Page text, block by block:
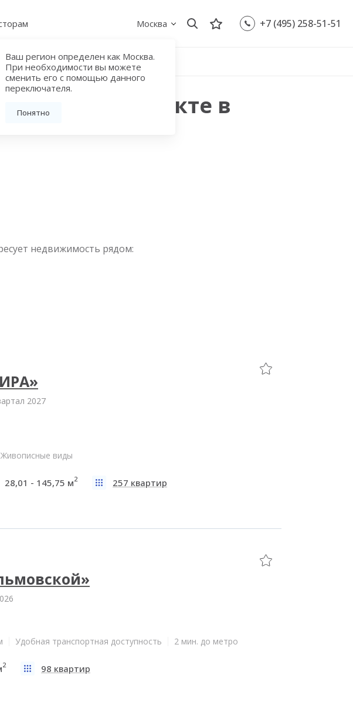
Москва
Ваш регион определен как Москва.
При необходимости вы можете
сменить его с помощью данного
переключателя.
Понятно
+7 (495) 258-51-51
Квартиры в новостройках на Рязанском проспекте в Москве
проспекте в
недвижимость рядом:
2027
Живописные виды
28,01 - 145,75 м2 257 квартир
Удобная транспортная доступность 2 мин. до метро
2 98 квартир